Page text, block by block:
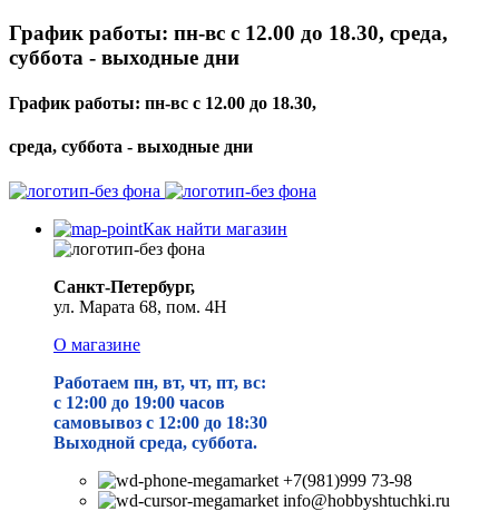
График работы: пн-вс с 12.00 до 18.30, среда,
суббота - выходные дни
График работы: пн-вс с 12.00 до 18.30,
среда, суббота - выходные дни
Как найти магазин
Санкт-Петербург,
ул. Марата 68, пом. 4Н
О магазине
Работаем пн, вт, чт, пт, вс:
с 12:00 до 19:00 часов
самовывоз с 12:00 до 18:30
Выходной среда, суббота.
+7(981)999 73-98
info@hobbyshtuchki.ru